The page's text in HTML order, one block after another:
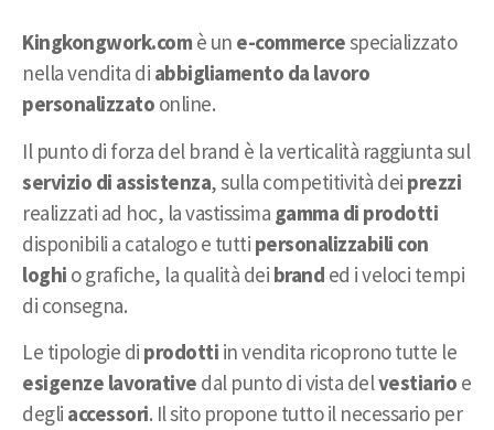
Kingkongwork.comè un e-commercespecializzato
nella vendita di abbigliamento da lavoro
personalizzato online.
Il punto di forza del brand è la verticalità raggiunta sul
servizio di assistenza, sulla competitività dei prezzi
realizzati ad hoc, la vastissima gamma di prodotti
disponibili a catalogo e tutti personalizzabili con
loghi o grafiche, la qualità dei brand ed i veloci tempi
di consegna.
Le tipologie di prodotti in vendita ricoprono tutte le
esigenze lavorative dal punto di vista delvestiario e
degli accessori. Il sito propone tutto il necessario per